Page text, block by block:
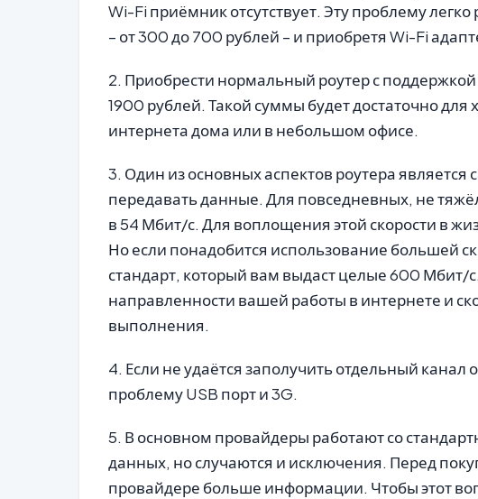
Wi-Fi приёмник отсутствует. Эту проблему
– от 300 до 700 рублей – и приобретя Wi-Fi
2. Приобрести нормальный роутер с
1900 рублей. Такой суммы будет достаточно
интернета дома или в небольшом офисе.
3. Один из основных аспектов роутера является
передавать данные. Для повседневных, не
в 54 Мбит/с. Для воплощения этой скорости в
Но если понадобится использование большей
стандарт, который вам выдаст целые 600 Мбит/
направленности вашей работы в интернете и
выполнения.
4. Если не удаётся заполучить отдельный канал
проблему USB порт и 3G.
5. В основном провайдеры работают со
данных, но случаются и исключения. Перед
провайдере больше информации. Чтобы этот